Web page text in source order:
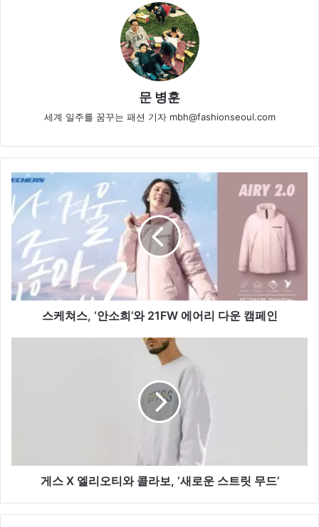
문 병훈
세계 일주를 꿈꾸는 패션 기자 mbh@fashionseoul.com
스
케
쳐
스,
‘안
희’와
21FW
에
스케쳐스, ‘안소희’와 21FW 에어리 다운 캠페인
콜
게스 X 엘리오티와 콜라보, ‘새로운 스트릿 무드’